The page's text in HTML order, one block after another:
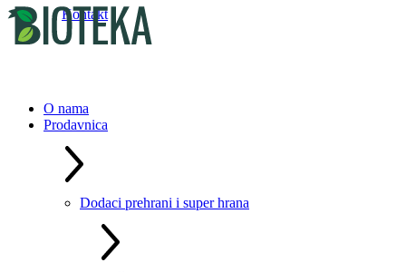
Kontakt
O nama
Prodavnica
Dodaci prehrani i super hrana